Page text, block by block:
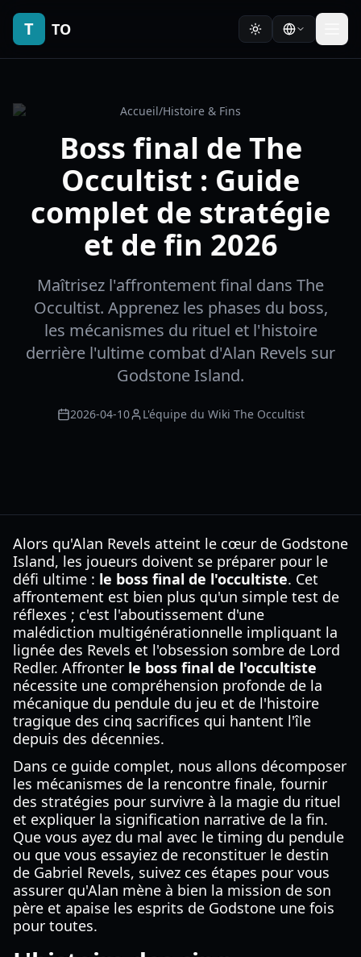
T TO
Accueil/Histoire & Fins
Boss final de The
Occultist : Guide
complet de stratégie
et de fin 2026
Maîtrisez l'affrontement final dans The
Occultist. Apprenez les phases du boss,
les mécanismes du rituel et l'histoire
derrière l'ultime combat d'Alan Revels sur
Godstone Island.
2026-04-10 L'équipe du Wiki The Occultist
Alors qu'Alan Revels atteint le cœur de Godstone
Island, les joueurs doivent se préparer pour le
défi ultime : le boss final de l'occultiste. Cet
affrontement est bien plus qu'un simple test de
réflexes ; c'est l'aboutissement d'une
malédiction multigénérationnelle impliquant la
lignée des Revels et l'obsession sombre de Lord
Redler. Affronter le boss final de l'occultiste
nécessite une compréhension profonde de la
mécanique du pendule du jeu et de l'histoire
tragique des cinq sacrifices qui hantent l'île
depuis des décennies.
Dans ce guide complet, nous allons décomposer
les mécanismes de la rencontre finale, fournir
des stratégies pour survivre à la magie du rituel
et expliquer la signification narrative de la fin.
Que vous ayez du mal avec le timing du pendule
ou que vous essayiez de reconstituer le destin
de Gabriel Revels, suivez ces étapes pour vous
assurer qu'Alan mène à bien la mission de son
père et apaise les esprits de Godstone une fois
pour toutes.